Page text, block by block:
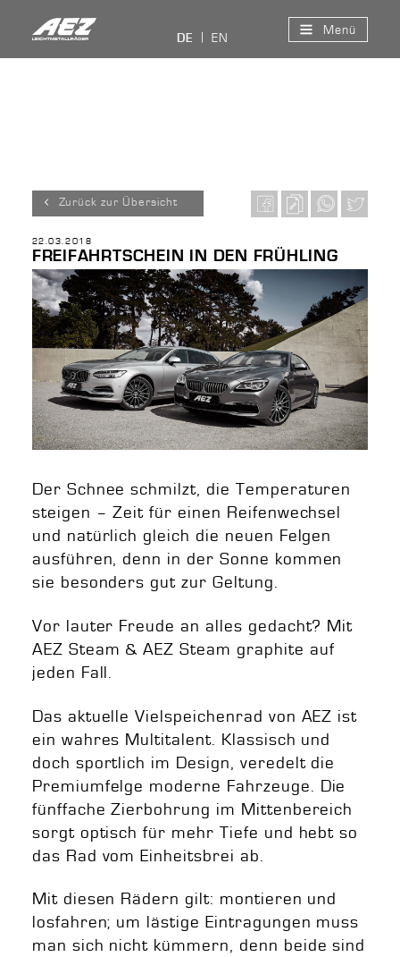
DE EN
Menü
Zurück zur Übersicht
22.03.2018
FREIFAHRTSCHEIN IN DEN FRÜHLING
Der Schnee schmilzt, die Temperaturen
steigen – Zeit für einen Reifenwechsel
und natürlich gleich die neuen Felgen
ausführen, denn in der Sonne kommen
sie besonders gut zur Geltung.
Vor lauter Freude an alles gedacht? Mit
AEZ Steam & AEZ Steam graphite auf
jeden Fall.
Das aktuelle Vielspeichenrad von AEZ ist
ein wahres Multitalent. Klassisch und
doch sportlich im Design, veredelt die
Premiumfelge moderne Fahrzeuge. Die
fünffache Zierbohrung im Mittenbereich
sorgt optisch für mehr Tiefe und hebt so
das Rad vom Einheitsbrei ab.
Mit diesen Rädern gilt: montieren und
losfahren; um lästige Eintragungen muss
man sich nicht kümmern, denn beide sind